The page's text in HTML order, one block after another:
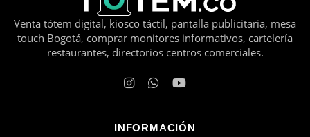
Venta tótem digital, kiosco táctil, pantalla publicitaria, mesa
touch Bogotá, comprar monitores informativos, cartelería
restaurantes, directorios centros comerciales.
INFORMACIÓN